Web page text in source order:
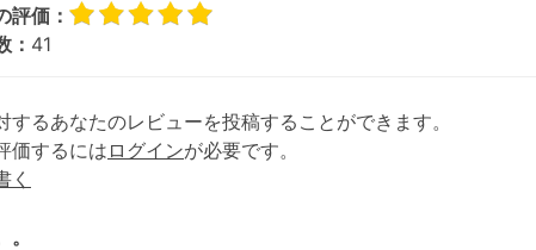
評価：
： 41
するあなたのレビューを投稿することができます。
価するにはログインが必要です。
く